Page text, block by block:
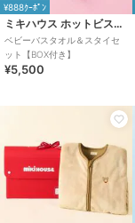
¥888ｸｰﾎﾟﾝ
ミキハウス ホットビスケッツ
ベビーバスタオル＆スタイセ
ット【BOX付き】
¥5,500